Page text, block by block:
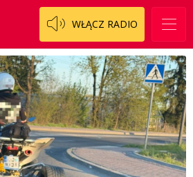
WŁĄCZ RADIO